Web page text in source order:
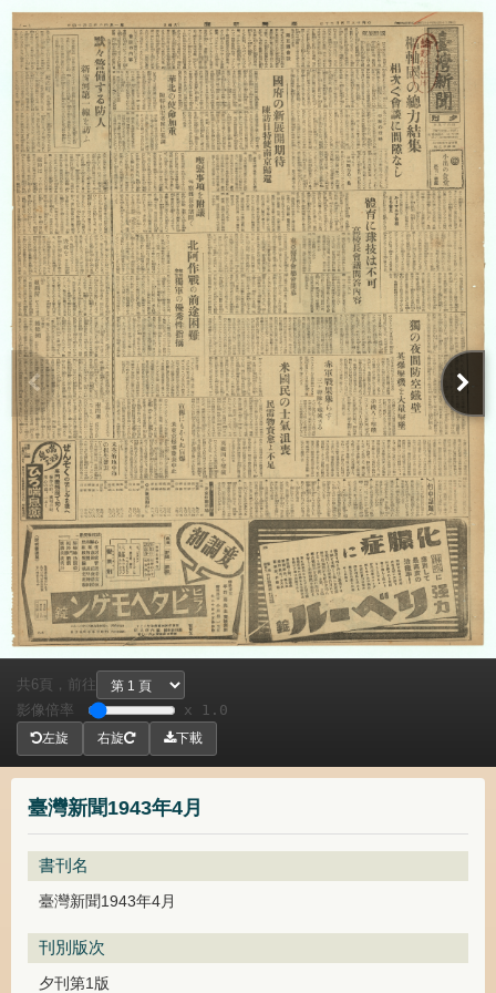
臺灣新聞1943年4月
書刊名
臺灣新聞1943年4月
刊別版次
夕刊第1版
共 6頁，
前往
影像倍率
x 1.0
左旋 右旋 下載